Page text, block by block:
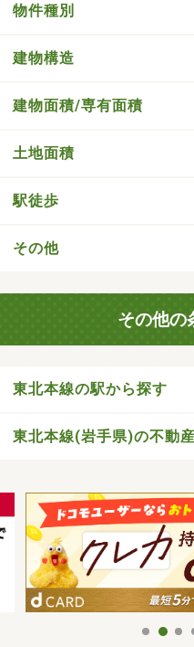
物件種別
建物構造
建物面積/専有面積
土地面積
駅徒歩
その他
その他の
東北本線の駅から探す
東北本線(岩手県)の不動